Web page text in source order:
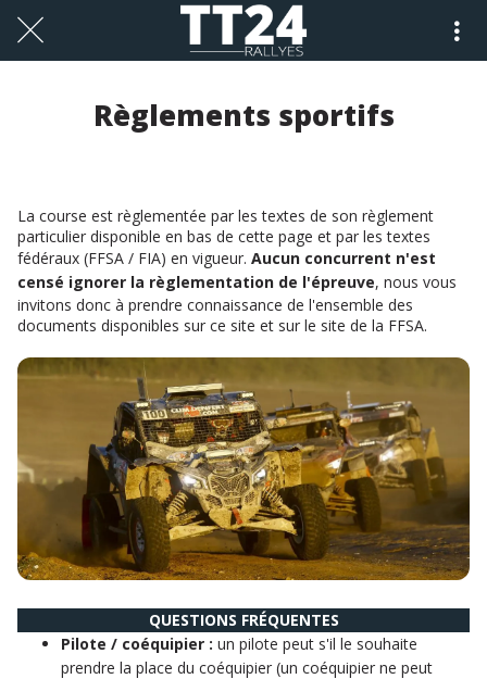
Règlements sportifs
La course est règlementée par les textes de son règlement
particulier disponible en bas de cette page et par les textes
fédéraux (FFSA / FIA) en vigueur. Aucun concurrent n'est
censé ignorer la règlementation de l'épreuve, nous vous
invitons donc à prendre connaissance de l'ensemble des
documents disponibles sur ce site et sur le site de la FFSA.
QUESTIONS FRÉQUENTES
Pilote / coéquipier : un pilote peut s'il le souhaite
prendre la place du coéquipier (un coéquipier ne peut